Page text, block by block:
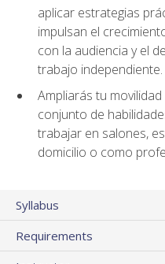
aplicar estrategias
impulsan el
con la audiencia y el
trabajo independiente.
Ampliarás tu
conjunto de
trabajar en salones,
domicilio o como
Syllabus
Requirements